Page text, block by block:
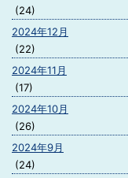
(24)
2024年12月
(22)
2024年11月
(17)
2024年10月
(26)
2024年9月
(24)